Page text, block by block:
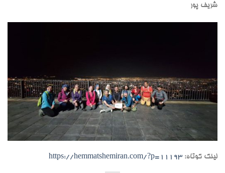
شریف پور
لینک کوتاه: https://hemmatshemiran.com/?p=11193